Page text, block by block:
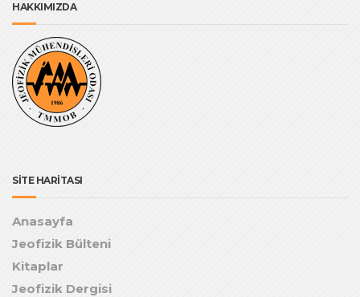
HAKKIMIZDA
SİTE HARİTASI
Anasayfa
Jeofizik Bülteni
Kitaplar
Jeofizik Dergisi